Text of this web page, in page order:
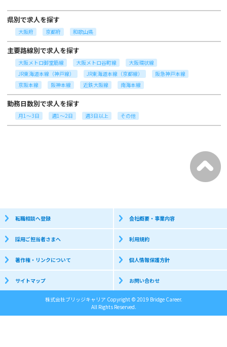
県別で求人を探す
大阪府 京都府 和歌山県
主要路線別で求人を探す
大阪メトロ御堂筋線 大阪メトロ谷町線
大阪環状線
JR東海道本線（神戸線）
JR東海道本線（京都線）
阪急神戸本線
京阪本線
阪神本線 近鉄大阪線 南海本線
勤務日数別で求人を探す
月1～3日 週1～2日 週3日以上 その他
転職相談へ登録 会社概要・事業内容
採用ご担当者さまへ 利用規約
著作権・リンクについて 個人情報保護方針
サイトマップ お問い合わせ
株式会社ブリッジキャリア Copyright © 2019 Bridge Career.
All Rights Reserved.